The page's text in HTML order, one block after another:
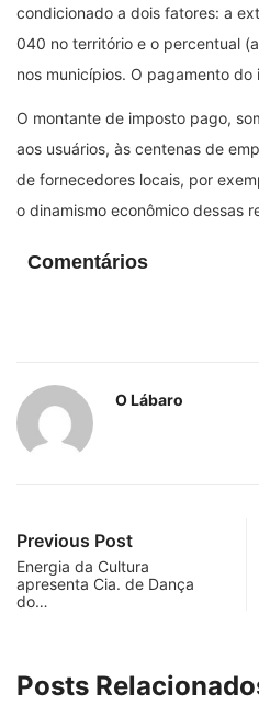
condicionado a dois fatores: a
040 no território e o percentual
nos municípios. O pagamento
O montante de imposto pago,
aos usuários, às centenas de
de fornecedores locais, por
o dinamismo econômico dessas
Comentários
O Lábaro
Previous Post
Energia da Cultura
apresenta Cia. de Dança
do…
Posts